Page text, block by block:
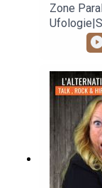
Zone
Animé
https://
https://
https://
https://
https://